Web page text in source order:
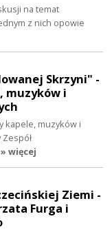
na temat
z nich opowie
Skrzyni" -
muzyków i
kapele, muzyków i
» więcej
Ziemi -
Furga i